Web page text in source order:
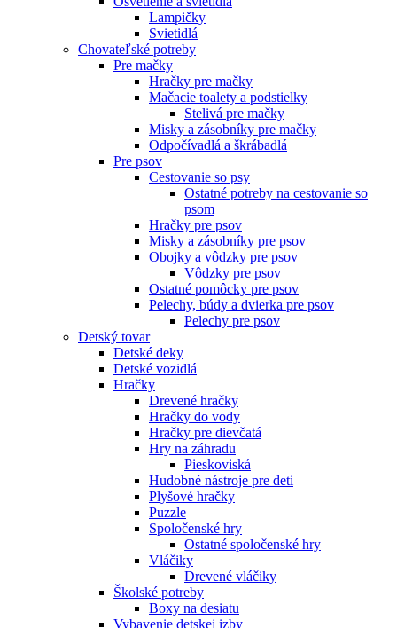
Lampičky
Svietidlá
Chovateľské potreby
Pre mačky
Hračky pre mačky
Mačacie toalety a podstielky
Stelivá pre mačky
Misky a zásobníky pre mačky
Odpočívadlá a škrábadlá
Pre psov
Cestovanie so psy
Ostatné potreby na cestovanie so
psom
Hračky pre psov
Misky a zásobníky pre psov
Obojky a vôdzky pre psov
Vôdzky pre psov
Ostatné pomôcky pre psov
Pelechy, búdy a dvierka pre psov
Pelechy pre psov
Detský tovar
Detské deky
Detské vozidlá
Hračky
Drevené hračky
Hračky do vody
Hračky pre dievčatá
Hry na záhradu
Pieskoviská
Hudobné nástroje pre deti
Plyšové hračky
Puzzle
Spoločenské hry
Ostatné spoločenské hry
Vláčiky
Drevené vláčiky
Školské potreby
Boxy na desiatu
Vybavenie detskej izby